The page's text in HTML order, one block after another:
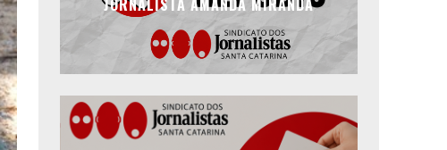
JORNALISTA AMANDA MIRANDA